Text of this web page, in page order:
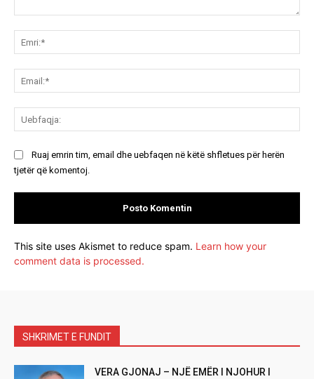
Ruaj emrin tim, email dhe uebfaqen në këtë shfletues për herën
tjetër që komentoj.
This site uses Akismet to reduce spam. Learn how your
comment data is processed.
SHKRIMET E FUNDIT
VERA GJONAJ – NJË EMËR I NJOHUR I